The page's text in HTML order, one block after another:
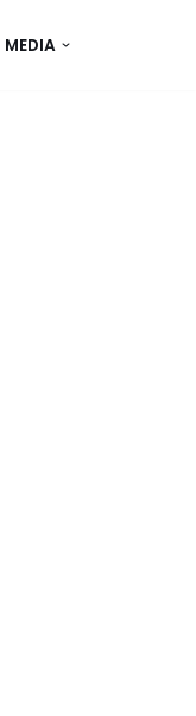
MEDIA